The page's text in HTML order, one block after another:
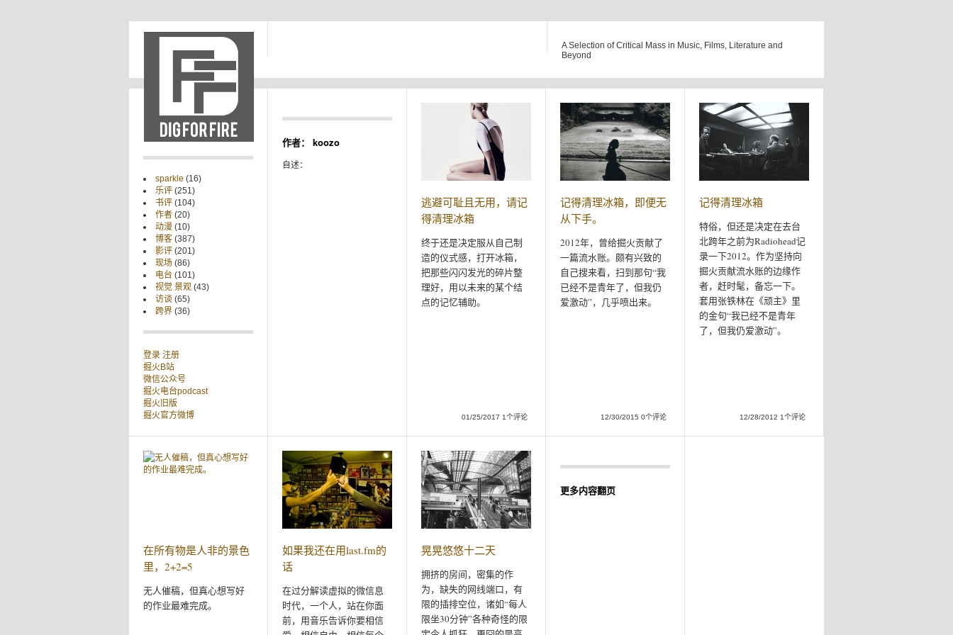
A Selection of Critical Mass in Music, Films, Literature and
Beyond
sparkle (16)
乐评 (251)
书评 (104)
作者 (20)
动漫 (10)
博客 (387)
影评 (201)
现场 (86)
电台 (101)
视觉 景观 (43)
访谈 (65)
跨界 (36)
登录 注册
掘火B站
微信公众号
掘火电台podcast
掘火旧版
掘火官方微博
作者： koozo
自述：
逃避可耻且无用，请记
得清理冰箱
终于还是决定服从自己制
造的仪式感，打开冰箱，
把那些闪闪发光的碎片整
理好，用以未来的某个结
点的记忆辅助。
01/25/2017 1个评论
记得清理冰箱，即便无
从下手。
2012年，曾给掘火贡献了
一篇流水账。颇有兴致的
自己搜来看，扫到那句“我
已经不是青年了，但我仍
爱激动”，几乎喷出来。
12/30/2015 0个评论
记得清理冰箱
特俗，但还是决定在去台
北跨年之前为Radiohead记
录一下2012。作为坚持向
掘火贡献流水账的边缘作
者，赶时髦，备忘一下。
套用张铁林在《顽主》里
的金句“我已经不是青年
了，但我仍爱激动”。
12/28/2012 1个评论
在所有物是人非的景色
里，2+2=5
无人催稿，但真心想写好
的作业最难完成。
如果我还在用last.fm的
话
在过分解读虚拟的微信息
时代，一个人，站在你面
前，用音乐告诉你要相信
晃晃悠悠十二天
拥挤的房间，密集的作
为，缺失的网线端口，有
限的插排空位，诸如“每人
限坐30分钟”各种奇怪的限
更多内容翻页